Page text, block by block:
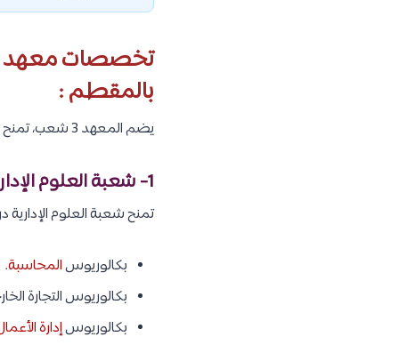
تخصصات معهد
بالمقطم :
يضم المعهد 3 شعب، تمنح كل شعبة درجة البكالوريوس في تخصصات معينة، وهم كما يلي :
1- شعبة العلوم الإدارية :
تمنح شعبة العلوم الإدارية درجة
بكالوريوسالمحاسبة.
بكالوريوس التجارة
بكالوريوسإدارة